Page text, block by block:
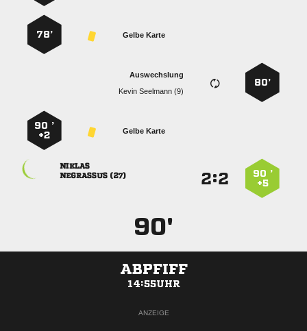
Gelbe Karte
78’
80’
Auswechslung
  
Gelbe Karte
90 ’
+2
90 ’
+5
:

 
90'
ABPFIFF
14:55UHR
ANZEIGE